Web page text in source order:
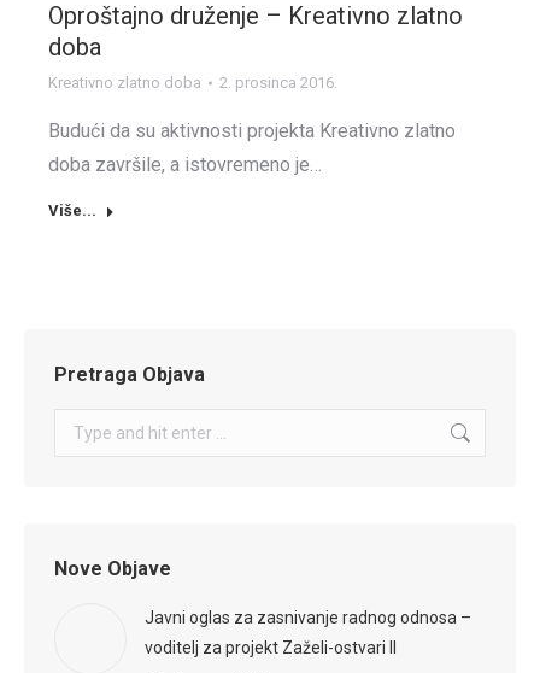
Oproštajno druženje – Kreativno zlatno
doba
Kreativno zlatno doba 2. prosinca 2016.
Budući da su aktivnosti projekta Kreativno zlatno
doba završile, a istovremeno je…
Više...
Pretraga Objava
Search:
Nove Objave
Javni oglas za zasnivanje radnog odnosa –
voditelj za projekt Zaželi-ostvari II